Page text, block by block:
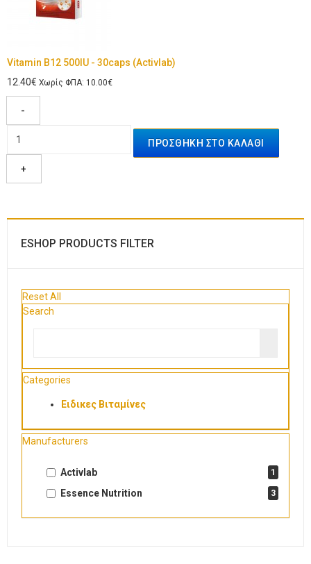
Vitamin B12 500IU - 30caps (Activlab)
12.40€ Χωρίς ΦΠΑ: 10.00€
-
+
ESHOP PRODUCTS FILTER
Reset All
Search
Categories
Ειδικες Βιταμίνες
Manufacturers
Activlab 1
Essence Nutrition 3